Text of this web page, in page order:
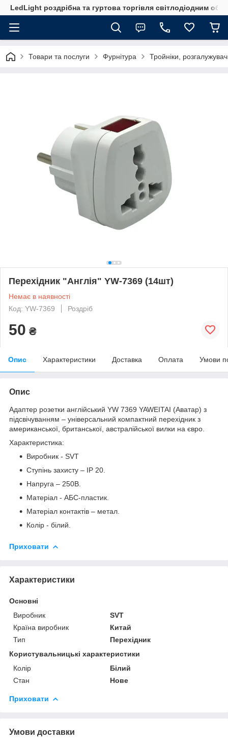
LedLight роздрiбна та гуртова торгiвля свiтлодiодним
Товари та послуги Фурнітура Тройніки,
Перехідник "Англія" YW-7369 (14шт)
Немає в наявності
Код: YW-7369
Роздріб
50 ₴
Опис Характеристики Доставка Оплата Умови
Опис
Адаптер розетки англійський YW 7369 YAWEITAI (Аватар) з
підсвічуванням – універсальний компактний перехідник з
американської, британської, австралійської вилки на євро.
Характеристика:
Виробник - SVT
Ступінь захисту – IP 20.
Напруга – 250В.
Матеріал - АБС-пластик.
Матеріал контактів – метал.
Колір - білий.
Приховати
Характеристики
Основні
Виробник
SVT
Країна виробник
Китай
Тип
Перехідник
Користувальницькі характеристики
Колір
Білий
Стан
Нове
Приховати
Умови доставки